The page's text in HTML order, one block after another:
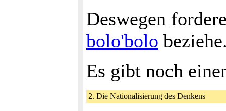
Deswegen
bolo'bolo
Es gibt noch
2. Die Nationalisierung des Denkens